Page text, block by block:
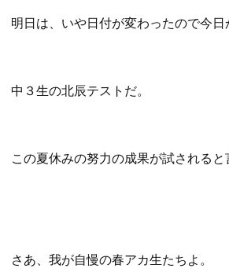
明日は、いや日付が変わったので今日
中３生の北辰テストだ。
この夏休みの努力の成果が試されると
さあ、我が自慢の春アカ生たちよ。